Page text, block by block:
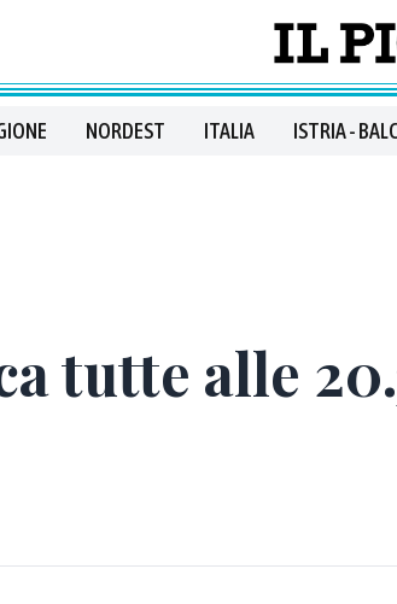
NORDEST ITALIA ISTRIA -
tutte alle